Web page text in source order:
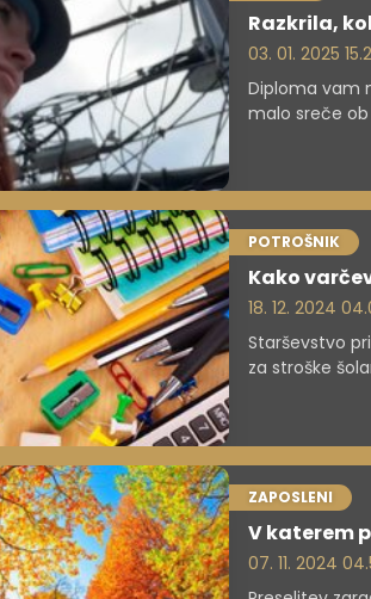
Razkrila,
03. 01. 2025
Diploma vam
malo sreče ob
POTROŠNIK
Kako
18. 12. 2024
Starševstvo
za stroške
zmanjšati te
sodelovanja v
ZAPOSLENI
V katerem
07. 11. 2024